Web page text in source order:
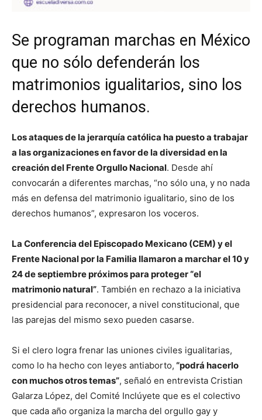
Se programan marchas en México
que no sólo defenderán los
matrimonios igualitarios, sino los
derechos humanos.
Los ataques de la jerarquía católica ha puesto a trabajar
a las organizaciones en favor de la diversidad en la
creación del Frente Orgullo Nacional. Desde ahí
convocarán a diferentes marchas, “no sólo una, y no nada
más en defensa del matrimonio igualitario, sino de los
derechos humanos”, expresaron los voceros.
La Conferencia del Episcopado Mexicano (CEM) y el
Frente Nacional por la Familia llamaron a marchar el 10 y
24 de septiembre próximos para proteger “el
matrimonio natural”. También en rechazo a la iniciativa
presidencial para reconocer, a nivel constitucional, que
las parejas del mismo sexo pueden casarse.
Si el clero logra frenar las uniones civiles igualitarias,
como lo ha hecho con leyes antiaborto, “podrá hacerlo
con muchos otros temas”, señaló en entrevista Cristian
Galarza López, del Comité Inclúyete que es el colectivo
que cada año organiza la marcha del orgullo gay y